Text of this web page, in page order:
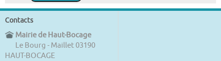
Contacts
Mairie de Haut-Bocage
Le Bourg - Maillet 03190
HAUT-BOCAGE